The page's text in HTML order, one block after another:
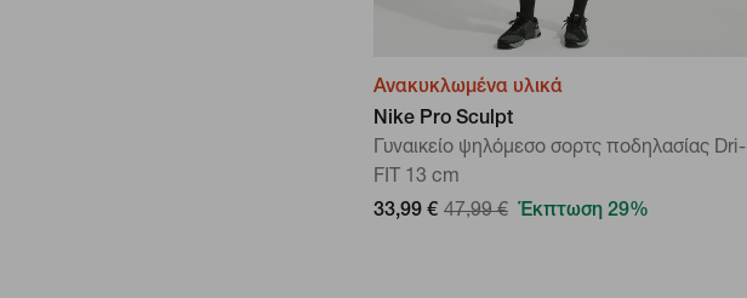
Ανακυκλωμένα υλικά
Nike Pro Sculpt
Γυναικείο ψηλόμεσο σορτς ποδηλασίας Dri-
FIT 13 cm
33,99 € 47,99 € Έκπτωση 29%